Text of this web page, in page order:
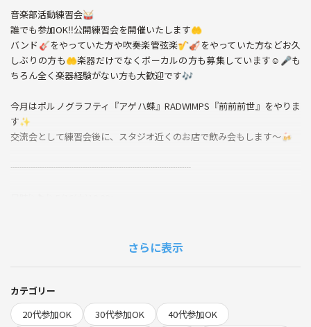
音楽部活動練習会🥁
誰でも参加OK‼️公開練習会を開催いたします🤲
バンド🎸をやっていた方や吹奏楽管弦楽🎷🎻をやっていた方などお久
しぶりの方も🤲楽器だけでなくボーカルの方も募集しています☺️🎤も
ちろん全く楽器経験がない方も大歓迎です🎶
今月はポルノグラフティ『アゲハ蝶』RADWIMPS『前前前世』をやりま
す✨
交流会として練習会後に、スタジオ近くのお店で飲み会もします〜🍻
┈┈┈┈┈┈┈┈┈┈┈┈┈┈┈┈┈┈┈┈
み放題＋食事代)￥3000～4000目安
┈┈┈┈┈┈┈┈┈┈┈┈┈┈┈┈┈┈┈┈
さらに表示
カテゴリー
20代参加OK
30代参加OK
40代参加OK